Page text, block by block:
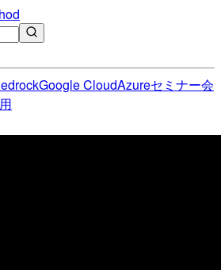
Google CloudAzureセミナー会